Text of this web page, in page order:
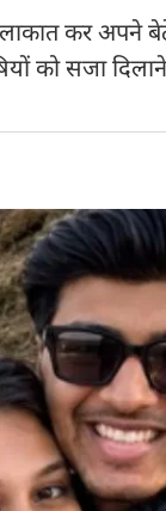
कर अपने
को सजा